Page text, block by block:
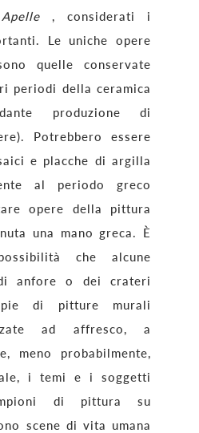
Apelle , considerati i
Le uniche opere
quelle conservate
periodi della ceramica
produzione di
Potrebbero essere
e placche di argilla
al periodo greco
opere della pittura
una mano greca. È
che alcune
anfore o dei crateri
di pitture murali
ad affresco, a
meno probabilmente,
i temi e i soggetti
di pittura su
scene di vita umana